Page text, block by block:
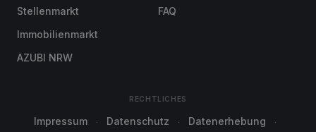
Stellenmarkt
Immobilienmarkt
AZUBI NRW
FAQ
RECHTLICHES
Impressum Datenschutz
Datenerhebung